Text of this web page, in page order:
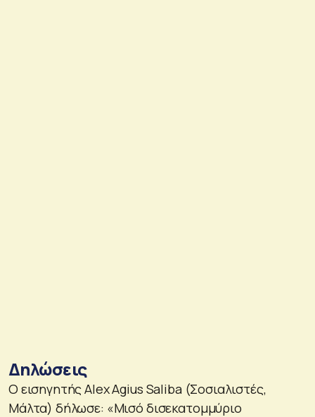
Δηλώσεις
Ο εισηγητής Alex Agius Saliba (Σοσιαλιστές,
Μάλτα) δήλωσε: «Μισό δισεκατομμύριο